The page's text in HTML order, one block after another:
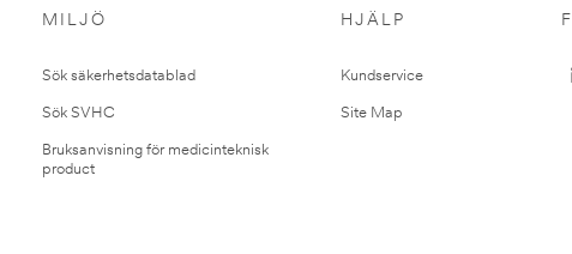
MILJÖ
Sök säkerhetsdatablad
Sök SVHC
Bruksanvisning för medicinteknisk
product
HJÄLP
Kundservice
Site Map